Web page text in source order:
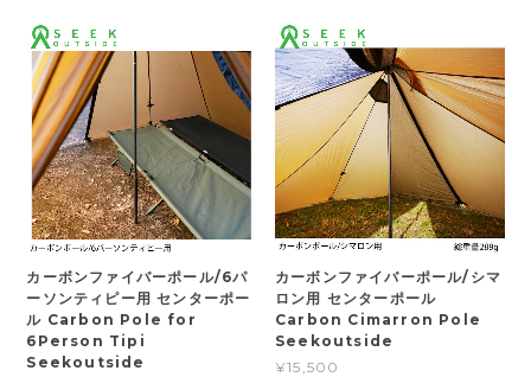
カーボンファイバーポール/6パ
ーソンティピー用 センターポー
ル Carbon Pole for
6Person Tipi
Seekoutside
カーボンファイバーポール/シマ
ロン用 センターポール
Carbon Cimarron Pole
Seekoutside
¥15,500